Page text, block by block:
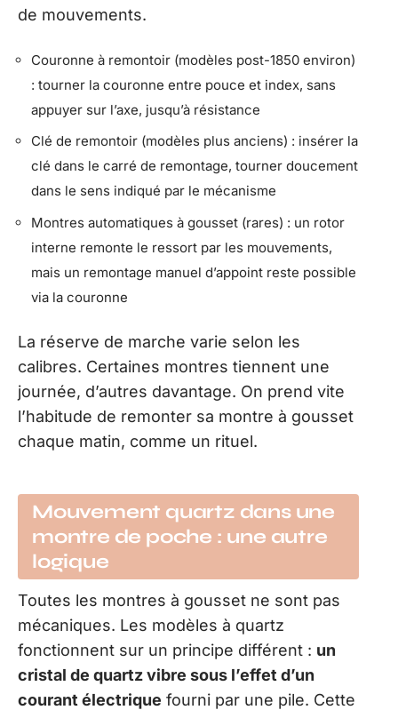
de mouvements.
Couronne à remontoir (modèles post-1850 environ)
: tourner la couronne entre pouce et index, sans
appuyer sur l’axe, jusqu’à résistance
Clé de remontoir (modèles plus anciens) : insérer la
clé dans le carré de remontage, tourner doucement
dans le sens indiqué par le mécanisme
Montres automatiques à gousset (rares) : un rotor
interne remonte le ressort par les mouvements,
mais un remontage manuel d’appoint reste possible
via la couronne
La réserve de marche varie selon les
calibres. Certaines montres tiennent une
journée, d’autres davantage. On prend vite
l’habitude de remonter sa montre à gousset
chaque matin, comme un rituel.
Mouvement quartz dans une
montre de poche : une autre
logique
Toutes les montres à gousset ne sont pas
mécaniques. Les modèles à quartz
fonctionnent sur un principe différent : un
cristal de quartz vibre sous l’effet d’un
courant électrique fourni par une pile. Cette